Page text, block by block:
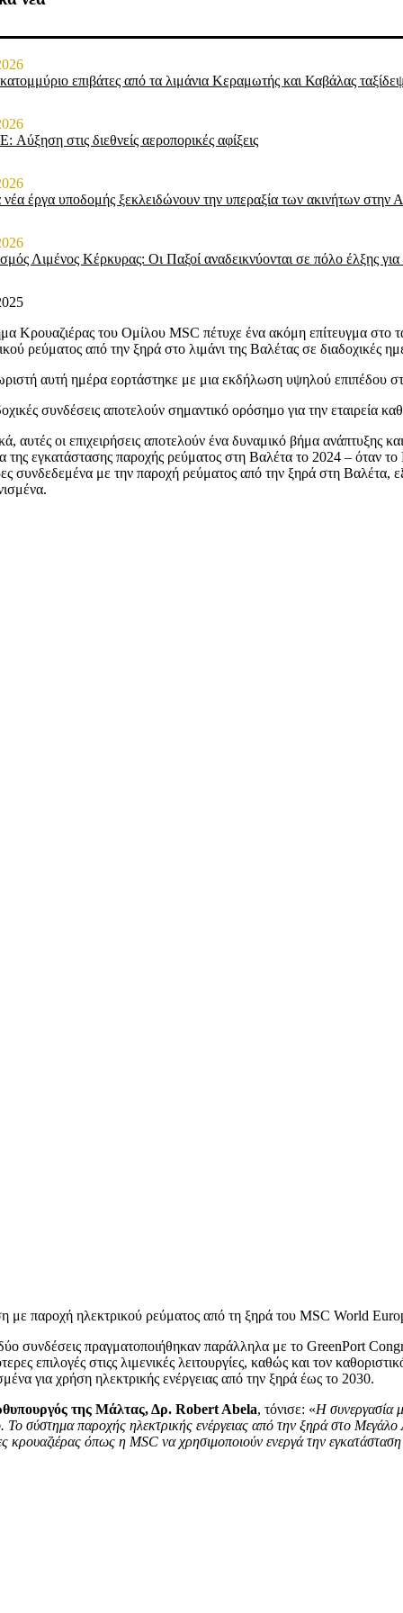
επιβάτες από τα λιμάνια Κεραμωτής και Καβάλας
Αύξηση στις διεθνείς αεροπορικές αφίξεις
έργα υποδομής ξεκλειδώνουν την υπεραξία των ακινήτων στην
Λιμένος Κέρκυρας: Οι Παξοί αναδεικνύονται σε πόλο έλξης
Κρουαζιέρας του Ομίλου MSC πέτυχε ένα ακόμη επίτευγμα
ρεύματος από την ξηρά στο λιμάνι της Βαλέτας σε διαδοχικές
αυτή ημέρα εορτάστηκε με μια εκδήλωση υψηλού επιπέδου
συνδέσεις αποτελούν σημαντικό ορόσημο για την
αυτές οι επιχειρήσεις αποτελούν ένα δυναμικό βήμα
της εγκατάστασης παροχής ρεύματος στη Βαλέτα το 2024 – όταν
συνδεδεμένα με την παροχή ρεύματος από την ξηρά στη Βαλέτα,
με παροχή ηλεκτρικού ρεύματος από τη ξηρά του MSC World
συνδέσεις πραγματοποιήθηκαν παράλληλα με το GreenPort
επιλογές στιςς λιμενικές λειτουργίες, καθώς και τον
για χρήση ηλεκτρικής ενέργειας από την ξηρά έως το 2030.
της Μάλτας, Δρ. Robert Abela, τόνισε: «Η συνεργασία
Το σύστημα παροχής ηλεκτρικής ενέργειας από την ξηρά στο Μεγάλο
κρουαζιέρας όπως η MSC να χρησιμοποιούν ενεργά την